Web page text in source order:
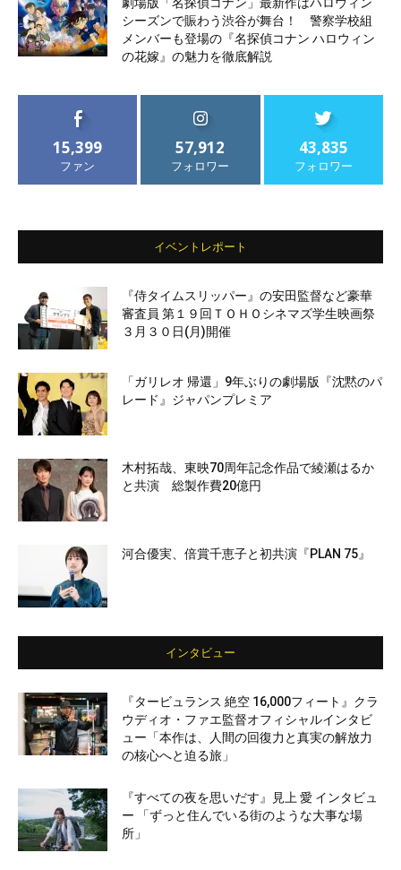
シーズンで賑わう渋谷が舞台！ 警察学校組
メンバーも登場の『名探偵コナン ハロウィン
の花嫁』の魅力を徹底解説
15,399
ファン
57,912
フォロワー
43,835
フォロワー
イベントレポート
『侍タイムスリッパー』の安田監督など豪華
審査員 第１９回ＴＯＨＯシネマズ学生映画祭
３月３０日(月)開催
「ガリレオ 帰還」9年ぶりの劇場版『沈黙のパ
レード』ジャパンプレミア
木村拓哉、東映70周年記念作品で綾瀬はるか
と共演 総製作費20億円
河合優実、倍賞千恵子と初共演『PLAN 75』
インタビュー
『タービュランス 絶空 16,000フィート』クラ
ウディオ・ファエ監督オフィシャルインタビ
ュー「本作は、人間の回復力と真実の解放力
の核心へと迫る旅」
『すべての夜を思いだす』見上 愛 インタビュ
ー 「ずっと住んでいる街のような大事な場
所」